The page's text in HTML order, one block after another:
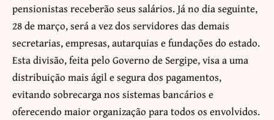
pensionistas receberão seus salários. Já no dia seguinte,
28 de março, será a vez dos servidores das demais
secretarias, empresas, autarquias e fundações do estado.
Esta divisão, feita pelo Governo de Sergipe, visa a uma
distribuição mais ágil e segura dos pagamentos,
evitando sobrecarga nos sistemas bancários e
oferecendo maior organização para todos os envolvidos.